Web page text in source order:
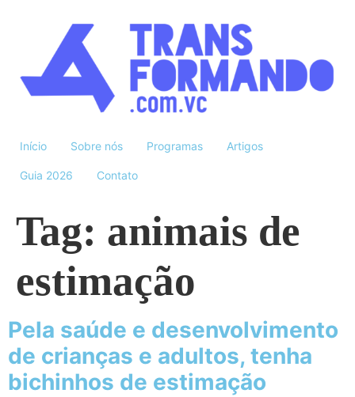
Início Sobre nós Programas Artigos
Guia 2026 Contato
Tag: animais de
estimação
Pela saúde e desenvolvimento
de crianças e adultos, tenha
bichinhos de estimação